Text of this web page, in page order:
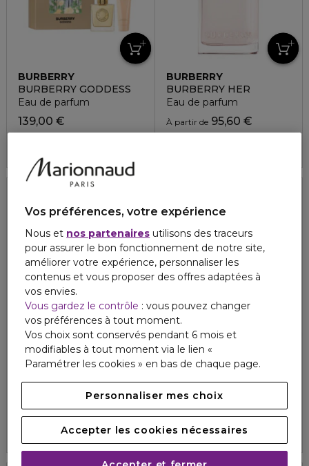
BURBERRY
BURBERRY GODDESS
Eau de parfum
139,00 €
BURBERRY
BURBERRY HER
Eau de parfum
À partir de95,60 €
BURBERRY
Gel douche
67,30 € 1131
BURBERRY
À partir de105,00 €
3 formats
4.8 97
Vos préférences, votre expérience
Nous et nos partenaires utilisons des traceurs
pour assurer le bon fonctionnement de notre site,
améliorer votre expérience, personnaliser les
contenus et vous proposer des offres adaptées à
vos envies.
Vous gardez le contrôle : vous pouvez changer
vos préférences à tout moment.
Vos choix sont conservés pendant 6 mois et
modifiables à tout moment via le lien «
Paramétrer les cookies » en bas de chaque page.
Personnaliser mes choix
Accepter les cookies nécessaires